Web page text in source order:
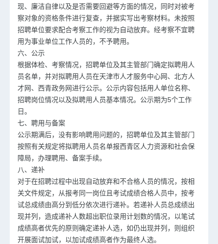
现、廉洁自律以及是否需要回避等方面的情况，同时对被考
察对象的资格条件进行复查，并据实写出考察材料。未按照
招聘单位要求配合考察工作的视为自动放弃。经考察不宜聘
用为事业单位工作人员的，不予聘用。
六、公示
根据体检、考察情况，招聘单位及其主管部门确定拟聘用人
员名单，并对拟聘用人员在天津市人才服务中心网、北方人
才网、西青政务网进行公示。公示内容包括用人单位名称、
招聘岗位情况以及拟聘用人员基本情况。公示期为5个工作
日。
七、聘用与备案
公示期满后，没有影响聘用问题的，招聘单位及其主管部门
按照有关规定将拟聘用人员名单报西青区人力资源和社会保
障局，办理聘用、备案手续。
八、递补
对于在招聘过程中出现自动放弃和不合格人员的情况，按相
关文件规定，从报考同一岗位且考试成绩合格人员中，按考
试总成绩由高分到低分依次进行递补。若递补人员总成绩出
现并列，造成递补人数超出职位录用计划数的情况，以笔试
成绩高者优先的原则确定递补人选，如仍出现并列，则组织
开展面试加试，以加试成绩高者作为最终人选。